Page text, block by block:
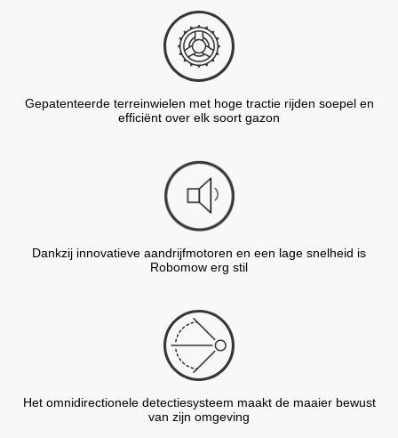
Gepatenteerde terreinwielen met hoge tractie rijden soepel en
efficiënt over elk soort gazon
Dankzij innovatieve aandrijfmotoren en een lage snelheid is
Robomow erg stil
Het omnidirectionele detectiesysteem maakt de maaier bewust
van zijn omgeving